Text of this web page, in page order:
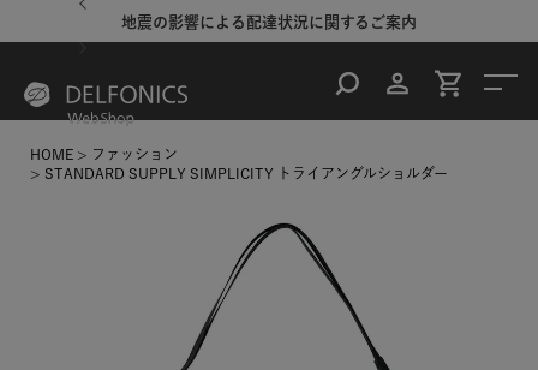
地震の影響による配達状況に関するご案内
HOME
ファッション
STANDARD SUPPLY SIMPLICITY トライアングルショルダー